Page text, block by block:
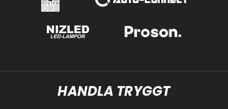
HANDLA TRYGGT